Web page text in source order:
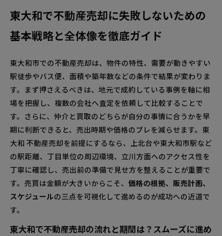
東大和で不動産売却を成功させる会社選びと媒介契
約の秘訣
任せる際の選び方
東大和で不動産売却するなら知っておきたい査定の
種類と申し込みのコツ
机上査定と訪問査定はどう違う？東大和の不動
産売却で役立つ使い分け術
査定の精度を高める！東大和で不動産売却前に
東大和で不動産売却を成功させるために知りたい成
約事例と地元動向
成約事例から読み解く！東大和の不動産売却で
東大和で不動産売却を考える方からのよくある質問
東大和で不動産売却に失敗しないための
基本戦略と全体像を徹底ガイド
東大和市での不動産売却は、物件の特性、需要が動きやすい
駅徒歩やバス便、面積や築年数などの条件で結果が変わりま
す。まず押さえるべきは、地元で成約している事例を軸に相
場を把握し、複数の会社へ査定を依頼して比較することで
す。さらに、仲介と買取のどちらが自分の事情に合うかを早
期に判断できると、売出時期や価格のブレを減らせます。東
大和 不動産売却を前提にするなら、上北台や東大和市駅など
の駅距離、丁目単位の周辺環境、立川方面へのアクセス性を
丁寧に確認し、売出前の準備で見せ方を整えることが重要で
す。売買は金額が大きいからこそ、 価格の根拠、販売計画、
スケジュールの三点を可視化して進めるのが成功への近道で
す。
東大和で不動産売却の流れと期間は？スムーズに進め